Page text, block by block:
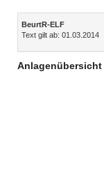
Inhalt
BeurtR-ELF
Text gilt ab: 01.03.2014
Anlagenübersicht